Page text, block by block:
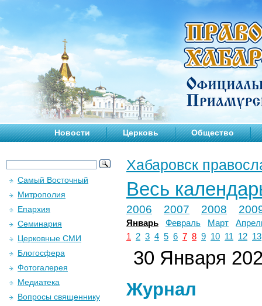
Новости Церковь Общество
Хабаровск
Весь
2006 2007 2008
Январь Февраль Март
1
2 3 4 5 6 7 8 9 10 11 12 13
30 Января
Журнал
Самый Восточный
Митрополия
Епархия
Семинария
Церковные СМИ
Блогосфера
Фотогалерея
Медиатека
Вопросы священнику